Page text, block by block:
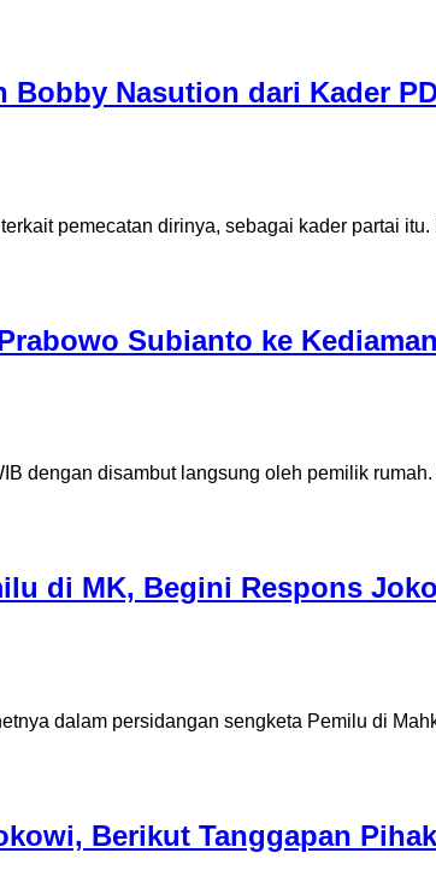
Bobby Nasution dari Kader
pemecatan dirinya, sebagai kader partai
Subianto ke
dengan disambut langsung oleh pemilik
di MK, Begini Respons
dalam persidangan sengketa Pemilu di
Berikut Tanggapan